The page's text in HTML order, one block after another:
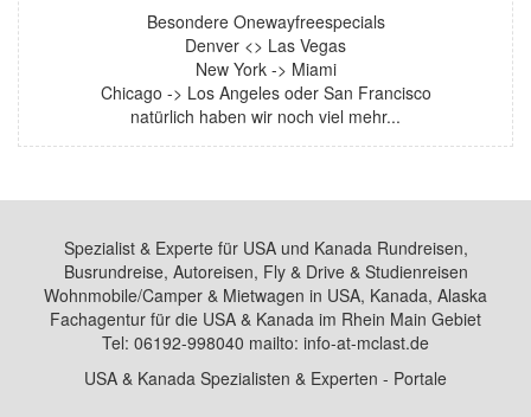
Besondere Onewayfreespecials
Denver <> Las Vegas
New York -> Miami
Chicago -> Los Angeles oder San Francisco
natürlich haben wir noch viel mehr...
Spezialist & Experte für USA und Kanada Rundreisen,
Busrundreise, Autoreisen, Fly & Drive & Studienreisen
Wohnmobile/Camper & Mietwagen in USA, Kanada, Alaska
Fachagentur für die USA & Kanada im Rhein Main Gebiet
Tel: 06192-998040 mailto: info-at-mclast.de
USA & Kanada Spezialisten & Experten - Portale